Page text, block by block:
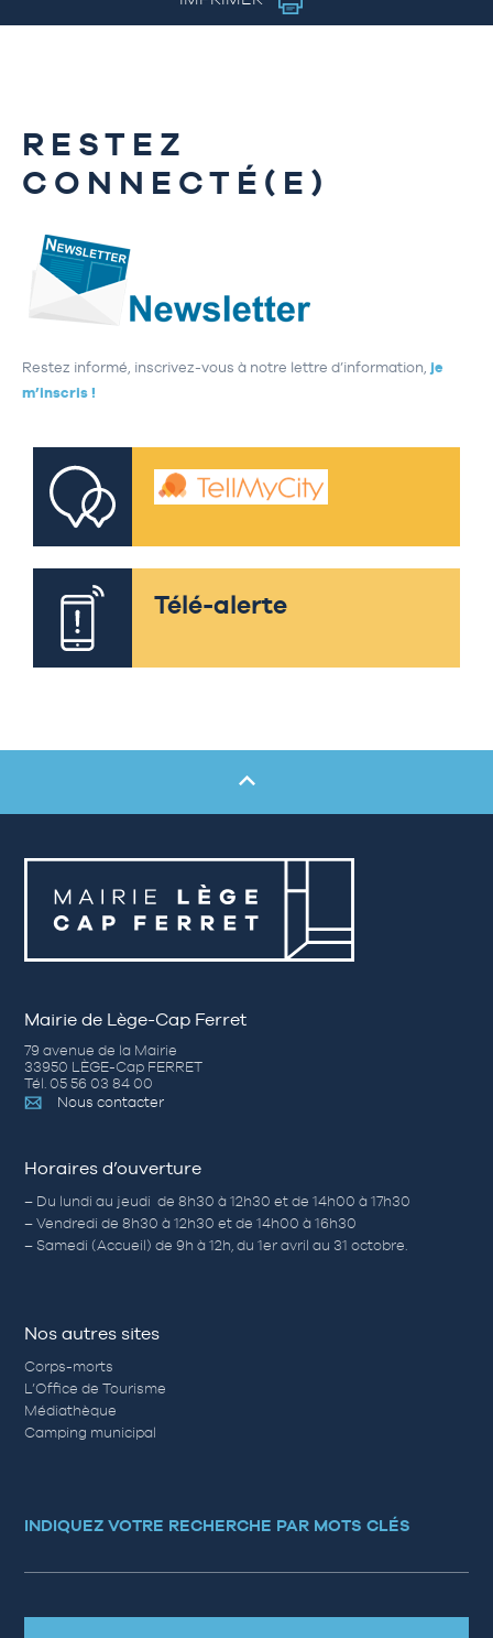
RESTEZ
CONNECTÉ(E)
Restez informé, inscrivez-vous à notre lettre d’information, je
m’inscris !
Télé-alerte
Mairie de Lège-Cap Ferret
79 avenue de la Mairie
33950 LÈGE-Cap FERRET
Tél. 05 56 03 84 00
Nous contacter
Horaires d’ouverture
– Du lundi au jeudi de 8h30 à 12h30 et de 14h00 à 17h30
– Vendredi de 8h30 à 12h30 et de 14h00 à 16h30
– Samedi (Accueil) de 9h à 12h, du 1er avril au 31 octobre.
Nos autres sites
Corps-morts
L’Office de Tourisme
Médiathèque
Camping municipal
INDIQUEZ VOTRE RECHERCHE PAR MOTS CLÉS